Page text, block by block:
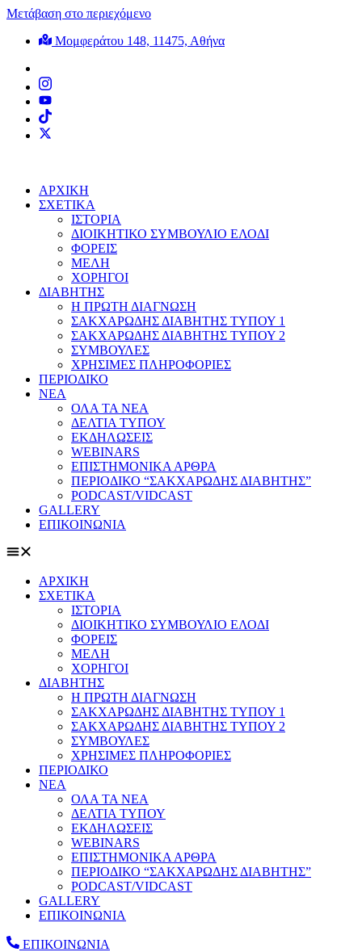
Μετάβαση στο περιεχόμενο
Μομφεράτου 148, 11475, Αθήνα
ΑΡΧΙΚΗ
ΣΧΕΤΙΚΑ
ΙΣΤΟΡΙΑ
ΔΙΟΙΚΗΤΙΚΟ ΣΥΜΒΟΥΛΙΟ ΕΛΟΔΙ
ΦΟΡΕΙΣ
ΜΕΛΗ
ΧΟΡΗΓΟΙ
ΔΙΑΒΗΤΗΣ
Η ΠΡΩΤΗ ΔΙΑΓΝΩΣΗ
ΣΑΚΧΑΡΩΔΗΣ ΔΙΑΒΗΤΗΣ ΤΥΠΟΥ 1
ΣΑΚΧΑΡΩΔΗΣ ΔΙΑΒΗΤΗΣ ΤΥΠΟΥ 2
ΣΥΜΒΟΥΛΕΣ
ΧΡΗΣΙΜΕΣ ΠΛΗΡΟΦΟΡΙΕΣ
ΠΕΡΙΟΔΙΚΟ
ΝΕΑ
ΟΛΑ ΤΑ ΝΕΑ
ΔΕΛΤΙΑ ΤΥΠΟΥ
ΕΚΔΗΛΩΣΕΙΣ
WEBINARS
ΕΠΙΣΤΗΜΟΝΙΚΑ ΑΡΘΡΑ
ΠΕΡΙΟΔΙΚΟ “ΣΑΚΧΑΡΩΔΗΣ ΔΙΑΒΗΤΗΣ”
PODCAST/VIDCAST
GALLERY
ΕΠΙΚΟΙΝΩΝΙΑ
ΑΡΧΙΚΗ
ΣΧΕΤΙΚΑ
ΙΣΤΟΡΙΑ
ΔΙΟΙΚΗΤΙΚΟ ΣΥΜΒΟΥΛΙΟ ΕΛΟΔΙ
ΦΟΡΕΙΣ
ΜΕΛΗ
ΧΟΡΗΓΟΙ
ΔΙΑΒΗΤΗΣ
Η ΠΡΩΤΗ ΔΙΑΓΝΩΣΗ
ΣΑΚΧΑΡΩΔΗΣ ΔΙΑΒΗΤΗΣ ΤΥΠΟΥ 1
ΣΑΚΧΑΡΩΔΗΣ ΔΙΑΒΗΤΗΣ ΤΥΠΟΥ 2
ΣΥΜΒΟΥΛΕΣ
ΧΡΗΣΙΜΕΣ ΠΛΗΡΟΦΟΡΙΕΣ
ΠΕΡΙΟΔΙΚΟ
ΝΕΑ
ΟΛΑ ΤΑ ΝΕΑ
ΔΕΛΤΙΑ ΤΥΠΟΥ
ΕΚΔΗΛΩΣΕΙΣ
WEBINARS
ΕΠΙΣΤΗΜΟΝΙΚΑ ΑΡΘΡΑ
ΠΕΡΙΟΔΙΚΟ “ΣΑΚΧΑΡΩΔΗΣ ΔΙΑΒΗΤΗΣ”
PODCAST/VIDCAST
GALLERY
ΕΠΙΚΟΙΝΩΝΙΑ
ΕΠΙΚΟΙΝΩΝΙΑ